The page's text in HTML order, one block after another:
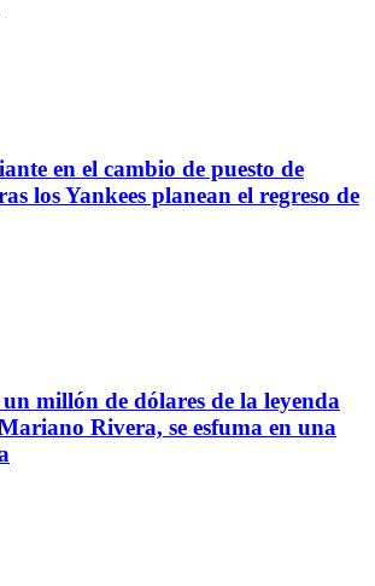
en el cambio de puesto de
los Yankees planean el regreso de
millón de dólares de la leyenda
Rivera, se esfuma en una